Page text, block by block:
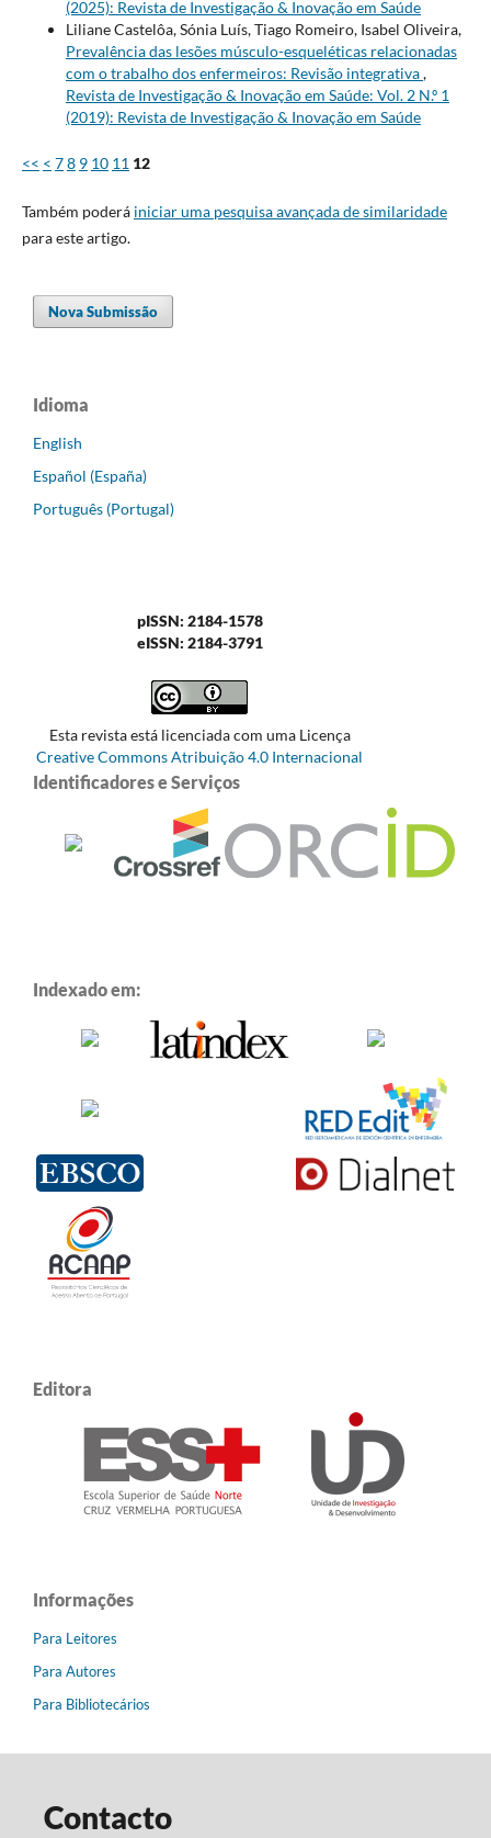
(2025): Revista de Investigação & Inovação em Saúde
Liliane Castelôa, Sónia Luís, Tiago Romeiro, Isabel Oliveira,
Prevalência das lesões músculo-esqueléticas relacionadas
com o trabalho dos enfermeiros: Revisão integrativa,
Revista de Investigação & Inovação em Saúde: Vol. 2 N.º 1
(2019): Revista de Investigação & Inovação em Saúde
<< < 78 9 10 11 12
Também poderá iniciar uma pesquisa avançada de similaridade
para este artigo.
Nova Submissão
Idioma
English
Español (España)
Português (Portugal)
pISSN: 2184-1578
eISSN: 2184-3791
Esta revista está licenciada com uma Licença
Creative Commons Atribuição 4.0 Internacional
Identificadores e Serviços
Indexado em:
Editora
Informações
Para Leitores
Para Autores
Para Bibliotecários
Contacto